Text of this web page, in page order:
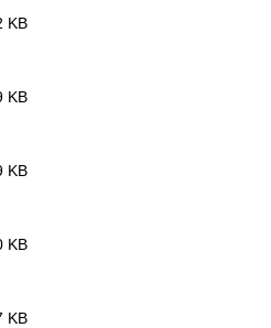
KB
KB
KB
KB
KB